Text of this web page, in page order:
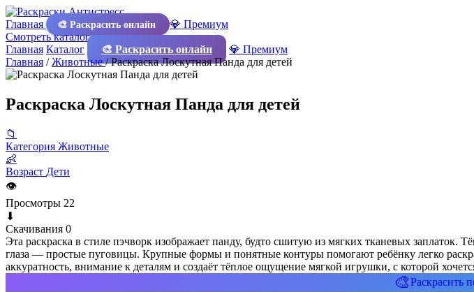
Главная 🎨 Раскрасить онлайн
💎 Премиум
Смотреть каталог
Главная Каталог 🎨 Раскрасить онлайн
💎 Премиум
Главная /Животные/Раскраска Лоскутная Панда для детей
Раскраска Лоскутная Панда для детей
📁
Категория Животные
👶
Возраст Дети
👁
Просмотры 22
⬇
Скачивания 0
Эта раскраска в стиле пэчворк изображает панду, будто сшитую из мягких тканевых
глаза — простые пуговицы. Крупные формы и понятные контуры помогают ребёнку легко
аккуратность, внимание к деталям и создаёт тёплое ощущение мягкой игрушки, с которой
🎨Раскрасить